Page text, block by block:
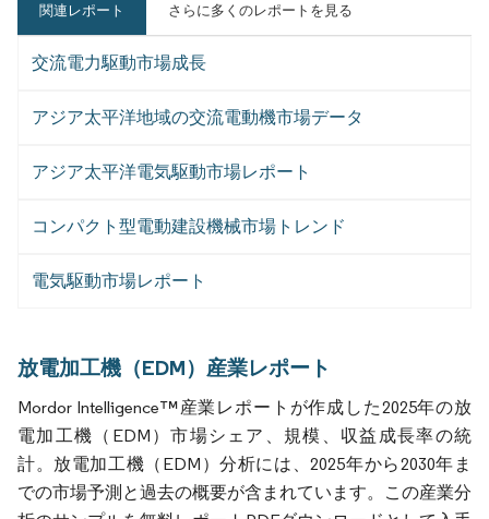
関連レポート さらに多くのレポートを見る
交流電力駆動市場成長
アジア太平洋地域の交流電動機市場データ
アジア太平洋電気駆動市場レポート
コンパクト型電動建設機械市場トレンド
電気駆動市場レポート
放電加工機（EDM）産業レポート
Mordor Intelligence™産業レポートが作成した2025年の放
電加工機（EDM）市場シェア、規模、収益成長率の統
計。放電加工機（EDM）分析には、2025年から2030年ま
での市場予測と過去の概要が含まれています。この産業分